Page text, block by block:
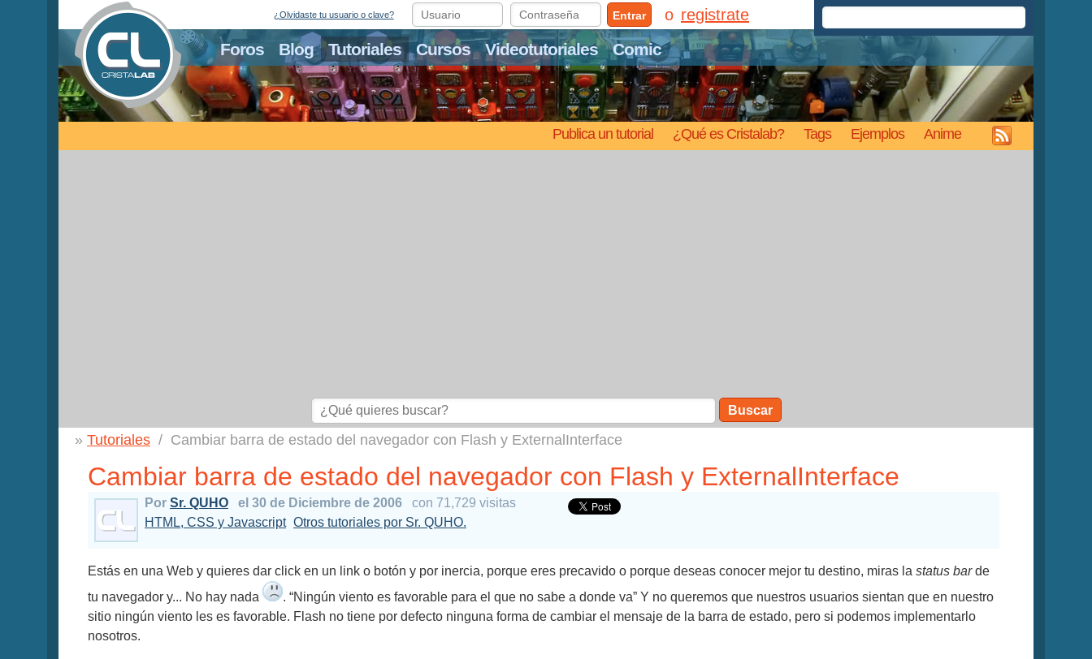
Foros Blog Tutoriales Cursos Videotutoriales Comic
Publica un tutorial ¿Qué es Cristalab? Tags Ejemplos Anime
¿Olvidaste tu usuario o clave? Entrar registrate
Buscar
Tutoriales Cambiar barra de estado del navegador con Flash y ExternalInterface
Cambiar barra de estado del navegador con Flash y ExternalInterface
Por Sr. QUHO el 30 de Diciembre de 2006
con 71,729 visitas
HTML, CSS y Javascript Otros tutoriales por Sr. QUHO.
Estás en una Web y quieres dar click en un link o botón y por inercia, porque eres precavido o porque deseas conocer mejor tu destino, miras la status barde
tu navegador y... No hay nada
. “Ningún viento es favorable para el que no sabe a donde va” Y no queremos que nuestros usuarios sientan que en nuestro
sitio ningún viento les es favorable. Flash no tiene por defecto ninguna forma de cambiar el mensaje de la barra de estado, pero si podemos implementarlo
nosotros.